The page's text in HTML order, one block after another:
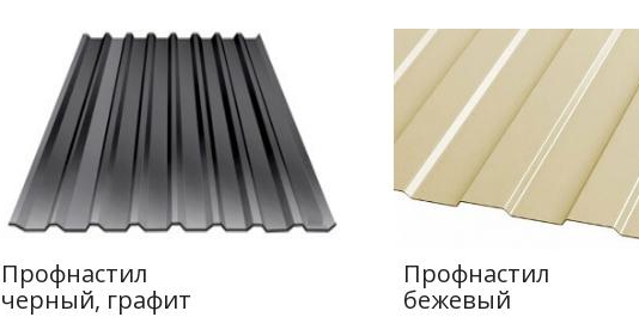
Профнастил
черный, графит
Профнастил
бежевый